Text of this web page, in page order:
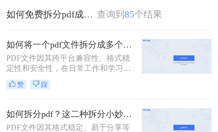
如何免费拆分pdf成多个文件 查询到 85个结果
如何将一个pdf文件拆分成多个？教你2招拆分pdf！
PDF文件因其跨平台兼容性、格式稳
定性和安全性，在日常工作和学习中
扮演着重要角色。然而，有时我们需
要将一个PDF文件拆分成多个文件，
两种常用的PDF拆分方法，帮助您轻
松实现PDF文件的拆分。
赞 踩
如何拆分pdf？这二种拆分小妙招了解下！
PDF文件因其格式稳定、易于分享等